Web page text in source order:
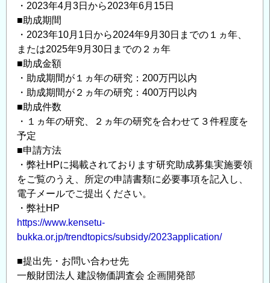
・2023年4月3日から2023年6月15日
■助成期間
・2023年10月1日から2024年9月30日までの１ヵ年、
または2025年9月30日までの２ヵ年
■助成金額
・助成期間が１ヵ年の研究：200万円以内
・助成期間が２ヵ年の研究：400万円以内
■助成件数
・１ヵ年の研究、２ヵ年の研究を合わせて３件程度を
予定
■申請方法
・弊社HPに掲載されております研究助成募集実施要領
をご覧のうえ、所定の申請書類に必要事項を記入し、
電子メールでご提出ください。
・弊社HP
https://www.kensetu-
bukka.or.jp/trendtopics/subsidy/2023application/
■提出先・お問い合わせ先
一般財団法人 建設物価調査会 企画開発部